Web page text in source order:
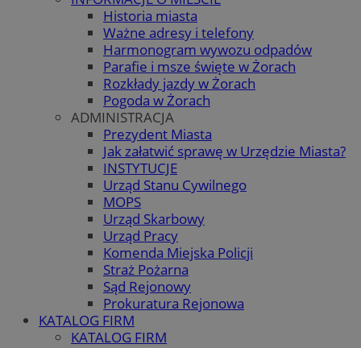
Historia miasta
Ważne adresy i telefony
Harmonogram wywozu odpadów
Parafie i msze święte w Żorach
Rozkłady jazdy w Żorach
Pogoda w Żorach
ADMINISTRACJA
Prezydent Miasta
Jak załatwić sprawę w Urzędzie Miasta?
INSTYTUCJE
Urząd Stanu Cywilnego
MOPS
Urząd Skarbowy
Urząd Pracy
Komenda Miejska Policji
Straż Pożarna
Sąd Rejonowy
Prokuratura Rejonowa
KATALOG FIRM
KATALOG FIRM